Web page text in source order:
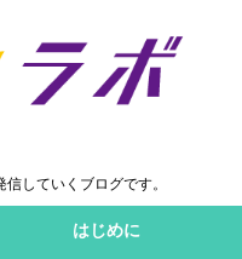
していくブログです。
はじめに